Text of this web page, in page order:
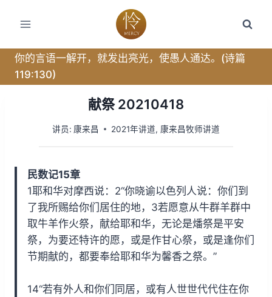
你的言语一解开，就发出亮光，使愚人通达。(诗篇
119:130)
献祭 20210418
讲员: 康来昌 2021年讲道, 康来昌牧师讲道
民数记15章
1耶和华对摩西说：2“你晓谕以色列人说：你们到
了我所赐给你们居住的地，3若愿意从牛群羊群中
取牛羊作火祭，献给耶和华，无论是燔祭是平安
祭，为要还特许的愿，或是作甘心祭，或是逢你们
节期献的，都要奉给耶和华为馨香之祭。”
14“若有外人和你们同居，或有人世世代代住在你